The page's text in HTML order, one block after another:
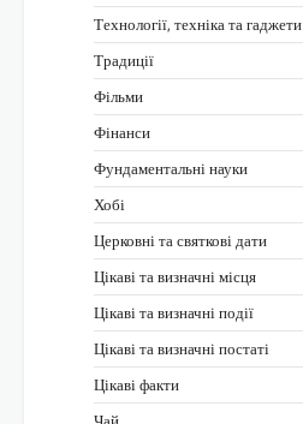
Технології, техніка та гаджети
Традиції
Фільми
Фінанси
Фундаментальні науки
Хобі
Церковні та святкові дати
Цікаві та визначні місця
Цікаві та визначні події
Цікаві та визначні постаті
Цікаві факти